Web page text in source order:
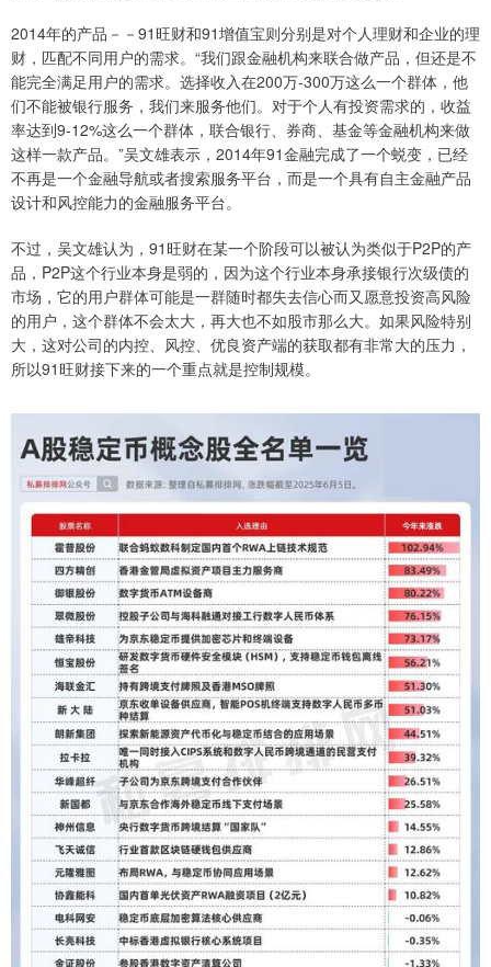
2014年的产品－－91旺财和91增值宝则分别是对个人理财和企业的理
财，匹配不同用户的需求。“我们跟金融机构来联合做产品，但还是不
能完全满足用户的需求。选择收入在200万-300万这么一个群体，他
们不能被银行服务，我们来服务他们。对于个人有投资需求的，收益
率达到9-12%这么一个群体，联合银行、券商、基金等金融机构来做
这样一款产品。”吴文雄表示，2014年91金融完成了一个蜕变，已经
不再是一个金融导航或者搜索服务平台，而是一个具有自主金融产品
设计和风控能力的金融服务平台。
不过，吴文雄认为，91旺财在某一个阶段可以被认为类似于P2P的产
品，P2P这个行业本身是弱的，因为这个行业本身承接银行次级债的
市场，它的用户群体可能是一群随时都失去信心而又愿意投资高风险
的用户，这个群体不会太大，再大也不如股市那么大。如果风险特别
大，这对公司的内控、风控、优良资产端的获取都有非常大的压力，
所以91旺财接下来的一个重点就是控制规模。